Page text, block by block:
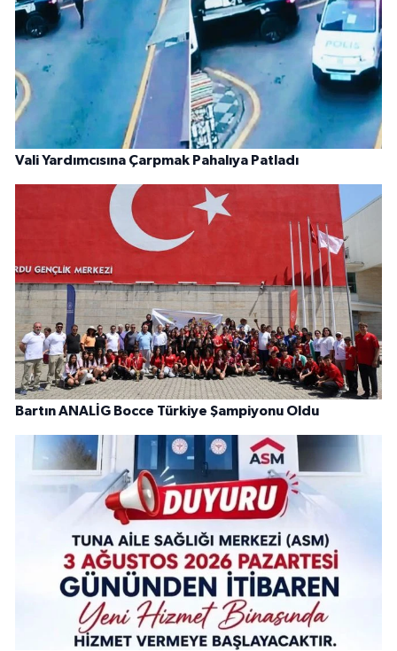
Vali Yardımcısına Çarpmak Pahalıya Patladı
Bartın ANALİG Bocce Türkiye Şampiyonu Oldu